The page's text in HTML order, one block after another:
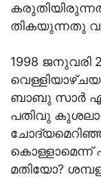
തികയുന്നതു
1998 ജനുവരി
ബാബു സാര്‍
പതിവു
കൊള്ളാമെന്ന്
മതിയോ?